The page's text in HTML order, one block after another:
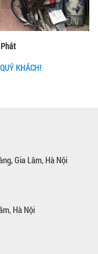
KHÁCH!
Gia Lâm, Hà Nội
Hà Nội